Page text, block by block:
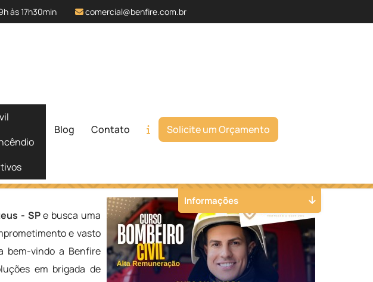
às 17h30min comercial@benfire.com.br
Blog Contato Solicite um Orçamento
Solicite um Orçamento Chame no WhatsApp
- SPe busca uma
e vasto
bem-vindo a Benfire
em brigada de
Informações